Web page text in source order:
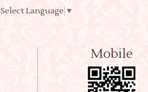
Select Language ▼
Mobile